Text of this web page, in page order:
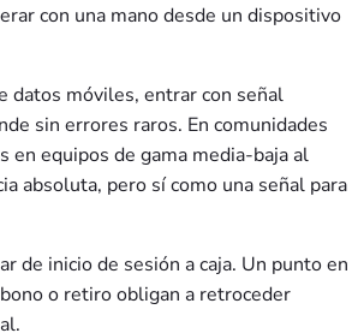
con una mano desde un dispositivo
datos móviles, entrar con señal
sin errores raros. En comunidades
en equipos de gama media-baja al
absoluta, pero sí como una señal para
de inicio de sesión a caja. Un punto en
o retiro obligan a retroceder